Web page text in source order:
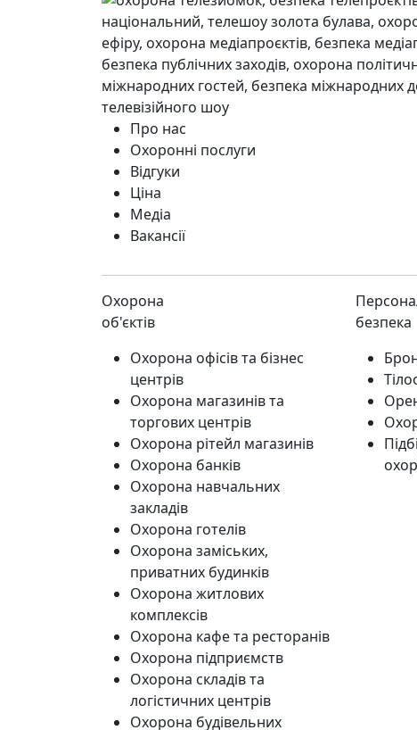
Про нас
Охоронні послуги
Відгуки
Ціна
Медіа
Вакансії
Охорона
об'єктів
Охорона офісів та бізнес
центрів
Охорона магазинів та
торгових центрів
Охорона рітейл магазинів
Охорона банків
Охорона навчальних
закладів
Охорона готелів
Охорона заміських,
приватних будинків
Охорона житлових
комплексів
Охорона кафе та ресторанів
Охорона підприємств
Охорона складів та
логістичних центрів
Охорона будівельних
безпека